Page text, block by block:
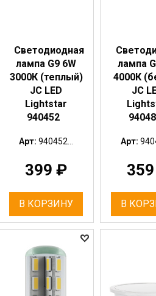
Cветодиодная
лампа G9 6W
3000К (теплый)
JC LED
Lightstar
940452
Арт: 940452...
399 ₽
В КОРЗИНУ
лампа
4000К
JC
Арт:
В